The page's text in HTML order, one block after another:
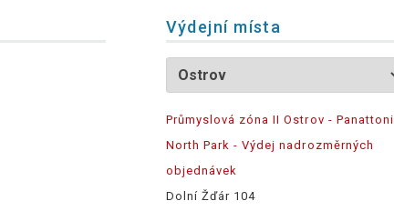
Výdejní místa
Průmyslová zóna II Ostrov - Panattoni
North Park - Výdej nadrozměrných
objednávek
Dolní Žďár 104